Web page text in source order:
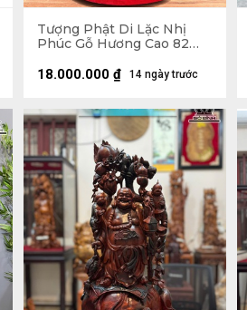
Tượng Phật Di Lặc Nhị
Phúc Gỗ Hương Cao 82
14 ngày trước
18.000.000 ₫